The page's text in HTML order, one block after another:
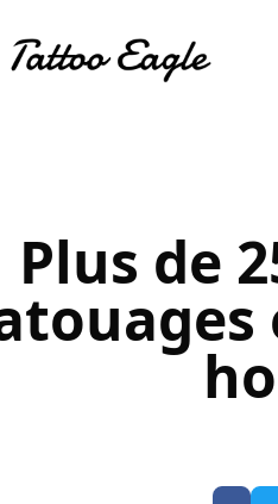
Plus de